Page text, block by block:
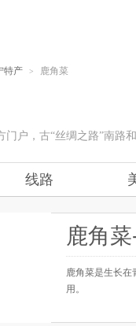
特产 > 鹿角菜
户，古“丝绸之路”南路
线路
鹿角
鹿角菜是生长在
用。